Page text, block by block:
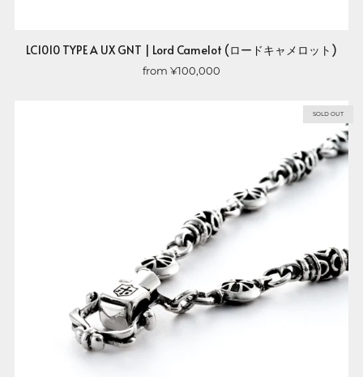
LC1010 TYPE A UX GNT | Lord Camelot (ロードキャメロット)
from ¥100,000
SOLD OUT